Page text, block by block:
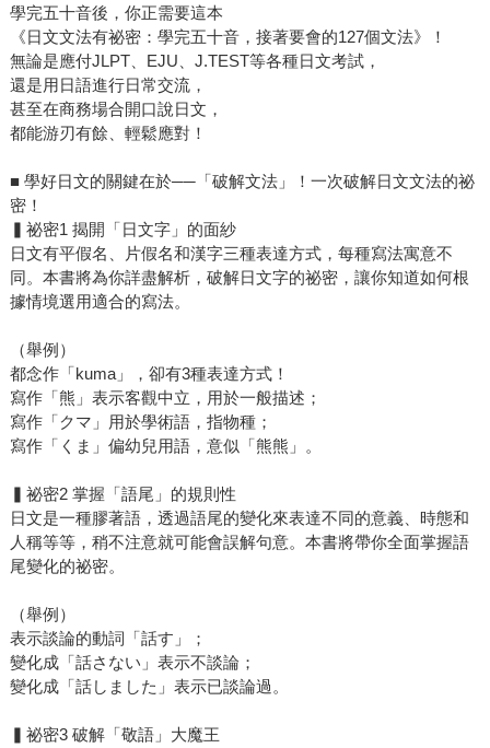
學完五十音後，你正需要這本
《日文文法有祕密：學完五十音，接著要會的127個文法》！
無論是應付JLPT、EJU、J.TEST等各種日文考試，
還是用日語進行日常交流，
甚至在商務場合開口說日文，
都能游刃有餘、輕鬆應對！
■ 學好日文的關鍵在於──「破解文法」！一次破解日文文法的祕
密！
▍祕密1 揭開「日文字」的面紗
日文有平假名、片假名和漢字三種表達方式，每種寫法寓意不
同。本書將為你詳盡解析，破解日文字的祕密，讓你知道如何根
據情境選用適合的寫法。
（舉例）
都念作「kuma」，卻有3種表達方式！
寫作「熊」表示客觀中立，用於一般描述；
寫作「クマ」用於學術語，指物種；
寫作「くま」偏幼兒用語，意似「熊熊」。
▍祕密2 掌握「語尾」的規則性
日文是一種膠著語，透過語尾的變化來表達不同的意義、時態和
人稱等等，稍不注意就可能會誤解句意。本書將帶你全面掌握語
尾變化的祕密。
（舉例）
表示談論的動詞「話す」；
變化成「話さない」表示不談論；
變化成「話しました」表示已談論過。
▍祕密3 破解「敬語」大魔王